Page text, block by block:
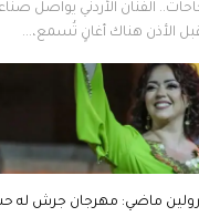
الفنان الأردني يواصل
الأذن هناك أغانٍ تُسمع،...
كارولين ماضي: مهرجان جرش له